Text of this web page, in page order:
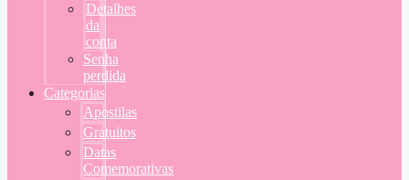
Detalhes
da
conta
Senha
perdida
Categorias
Apostilas
Gratuitos
Datas
Comemorativas